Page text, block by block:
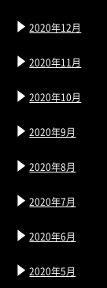
2020年12月
2020年11月
2020年10月
2020年9月
2020年8月
2020年7月
2020年6月
2020年5月